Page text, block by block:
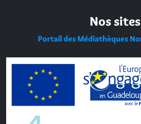
Nos sites
Portail des Médiathèques